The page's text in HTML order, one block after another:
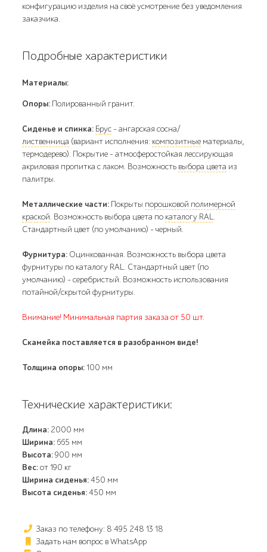
конфигурацию изделия на своё усмотрение без уведомления
заказчика.
Подробные характеристики
Материалы:
Опоры: Полированный гранит.
Сиденье и спинка: Брус - ангарская сосна/
лиственница (вариант исполнения: композитные материалы,
термодерево). Покрытие - атмосферостойкая лессирующая
акриловая пропитка с лаком. Возможность выбора цвета из
палитры.
Металлические части: Покрыты порошковой полимерной
краской. Возможность выбора цвета по каталогу RAL.
Стандартный цвет (по умолчанию) - черный.
Фурнитура: Оцинкованная. Возможность выбора цвета
фурнитуры по каталогу RAL. Стандартный цвет (по
умолчанию) - серебристый. Возможность использования
потайной/скрытой фурнитуры.
Внимание! Минимальная партия заказа от 50 шт.
Скамейка поставляется в разобранном виде!
Толщина опоры:100 мм
Технические характеристики:
Длина: 2000 мм
Ширина: 665 мм
Высота:900 мм
Вес:от 190 кг
Ширина сиденья:450 мм
Высота сиденья:450 мм
Заказ по телефону: 8 495 248 13 18
Задать нам вопрос в WhatsApp